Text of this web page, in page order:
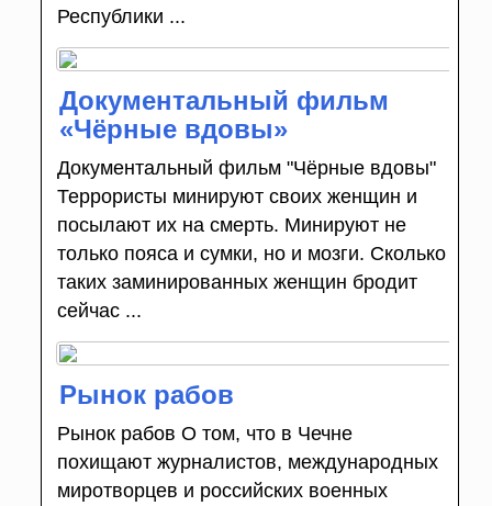
Республики ...
Документальный фильм
«Чёрные вдовы»
Документальный фильм "Чёрные вдовы"
Террористы минируют своих женщин и
посылают их на смерть. Минируют не
только пояса и сумки, но и мозги. Сколько
таких заминированных женщин бродит
сейчас ...
Рынок рабов
Рынок рабов О том, что в Чечне
похищают журналистов, международных
миротворцев и российских военных